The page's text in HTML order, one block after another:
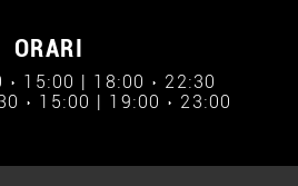
ORARI
› 15:00 | 18:00 › 22:30
› 15:00 | 19:00 › 23:00